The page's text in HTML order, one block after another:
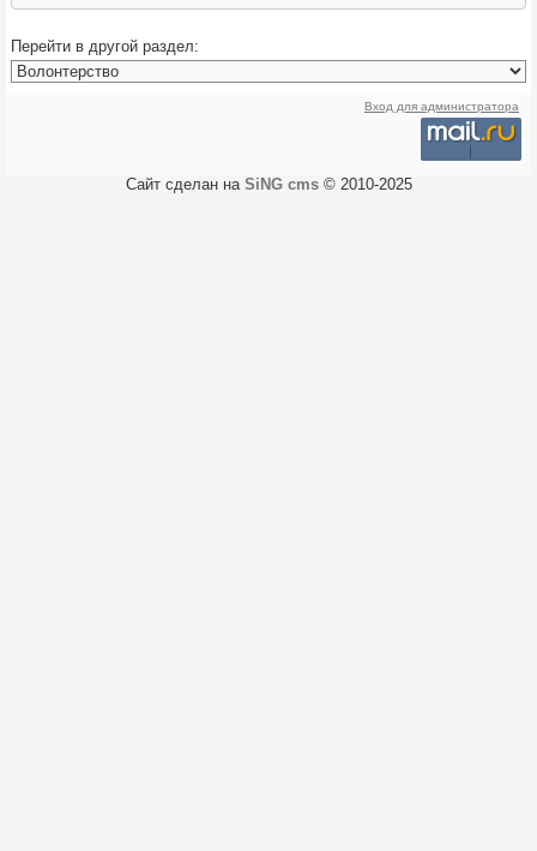
Перейти в другой раздел:
Вход для администратора
Сайт сделан на SiNG cms© 2010-2025